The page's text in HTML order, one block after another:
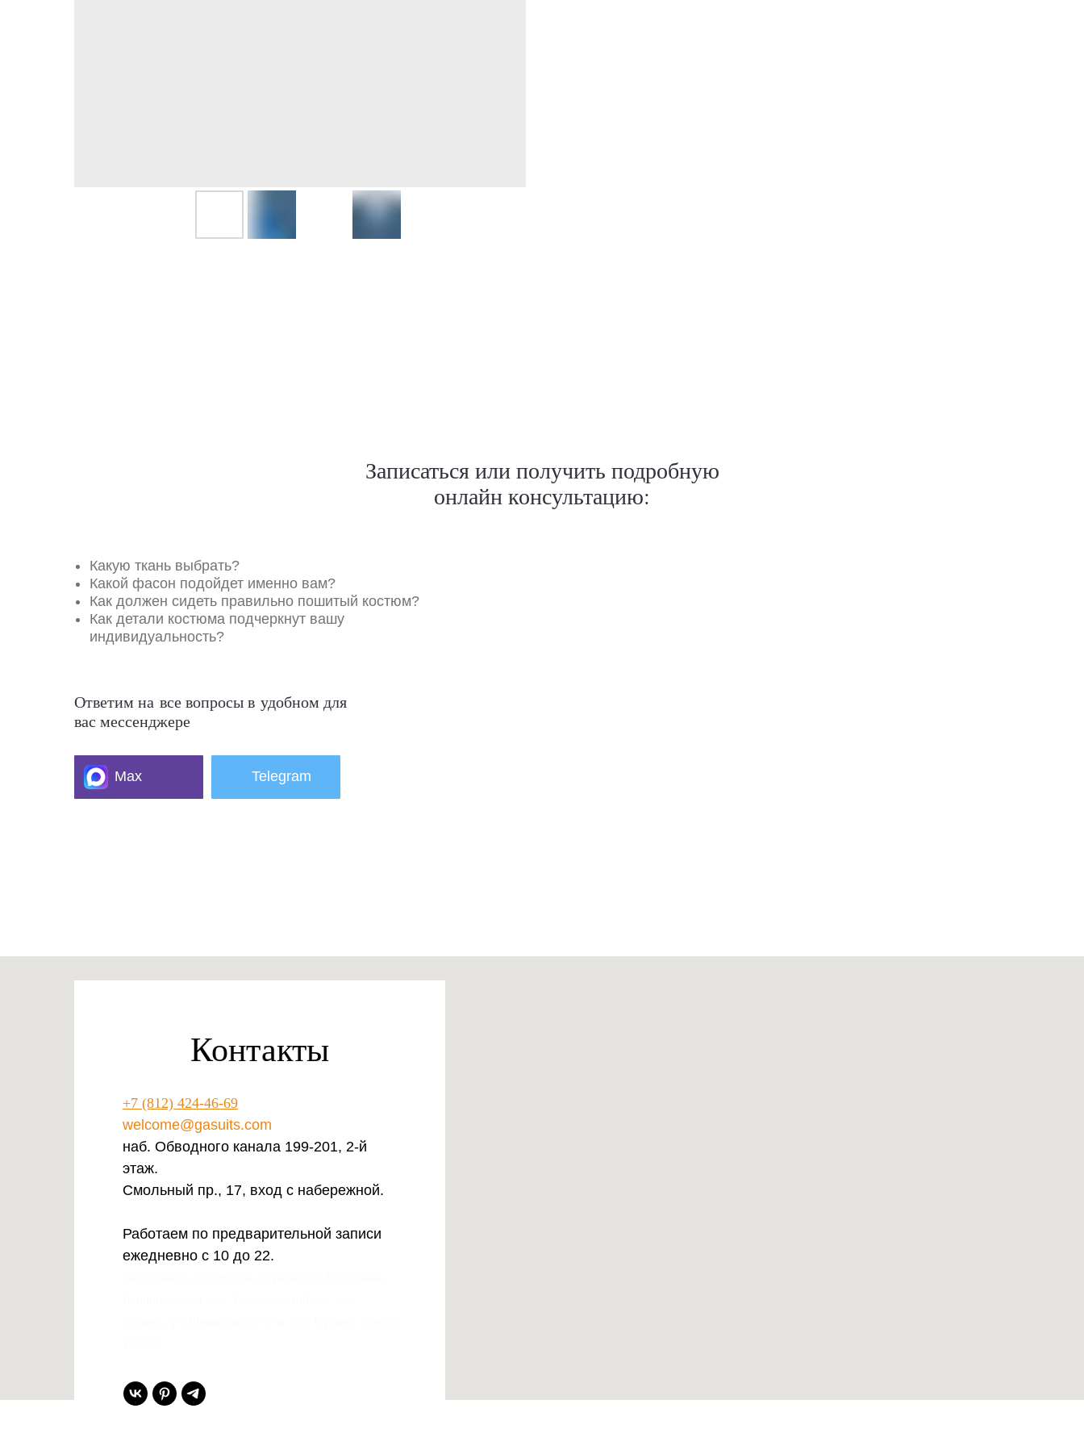
Записаться или получить подробную
онлайн консультацию:
Какую ткань выбрать?
Какой фасон подойдет именно вам?
Как должен сидеть правильно пошитый костюм?
Как детали костюма подчеркнут вашу
индивидуальность?
Ответим на все вопросы в удобном для
вас мессенджере
Max Telegram
Контакты
+7 (812) 424-46-69
welcome@gasuits.com
наб. Обводного канала 199-201, 2-й
этаж.
Смольный пр., 17, вход с набережной.
Работаем по предварительной записи
ежедневно с 10 до 22.